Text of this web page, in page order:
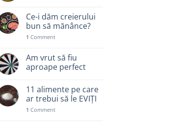
Ce-i dăm creierului
bun să mănânce?
1 Comment
Am vrut să fiu
aproape perfect
11 alimente pe care
ar trebui să le EVIȚI
1 Comment